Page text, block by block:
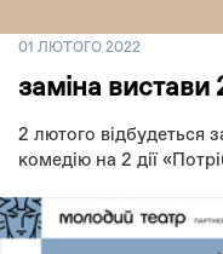
01 ЛЮТОГО 2022
заміна вистави
2 лютого відбудеться
комедію на 2 дії